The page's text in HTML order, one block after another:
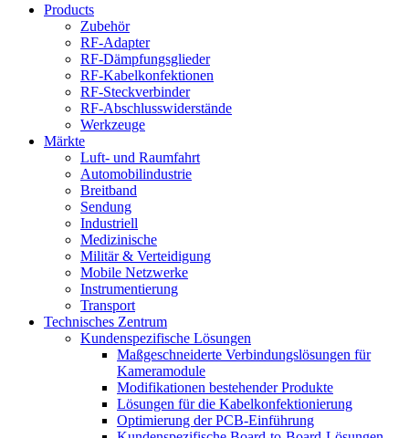
Products
Zubehör
RF-Adapter
RF-Dämpfungsglieder
RF-Kabelkonfektionen
RF-Steckverbinder
RF-Abschlusswiderstände
Werkzeuge
Märkte
Luft- und Raumfahrt
Automobilindustrie
Breitband
Sendung
Industriell
Medizinische
Militär & Verteidigung
Mobile Netzwerke
Instrumentierung
Transport
Technisches Zentrum
Kundenspezifische Lösungen
Maßgeschneiderte Verbindungslösungen für
Kameramodule
Modifikationen bestehender Produkte
Lösungen für die Kabelkonfektionierung
Optimierung der PCB-Einführung